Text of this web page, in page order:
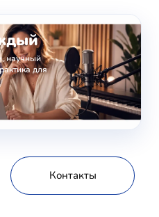
научный
для
Контакты